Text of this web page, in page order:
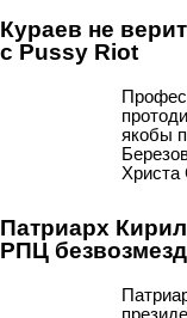
Кураев не
с Pussy Riot
якобы
Христа
Патриарх
РПЦ